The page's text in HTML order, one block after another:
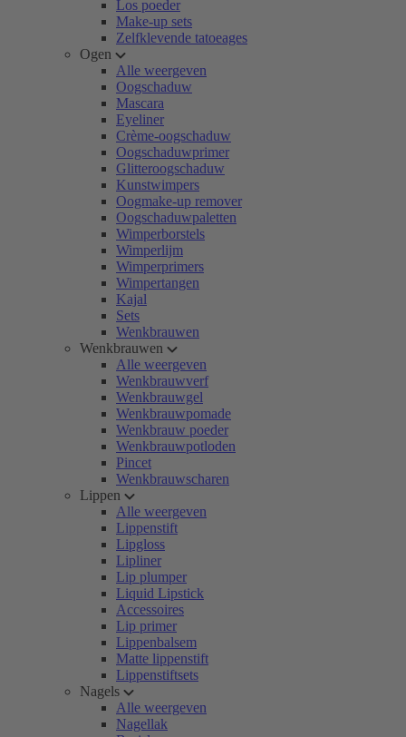
Los poeder
Make-up sets
Zelfklevende tatoeages
Ogen
Alle weergeven
Oogschaduw
Mascara
Eyeliner
Crème-oogschaduw
Oogschaduwprimer
Glitteroogschaduw
Kunstwimpers
Oogmake-up remover
Oogschaduwpaletten
Wimperborstels
Wimperlijm
Wimperprimers
Wimpertangen
Kajal
Sets
Wenkbrauwen
Wenkbrauwen
Alle weergeven
Wenkbrauwverf
Wenkbrauwgel
Wenkbrauwpomade
Wenkbrauw poeder
Wenkbrauwpotloden
Pincet
Wenkbrauwscharen
Lippen
Alle weergeven
Lippenstift
Lipgloss
Lipliner
Lip plumper
Liquid Lipstick
Accessoires
Lip primer
Lippenbalsem
Matte lippenstift
Lippenstiftsets
Nagels
Alle weergeven
Nagellak